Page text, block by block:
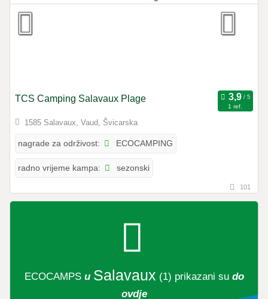
TCS Camping Salavaux Plage
1 ref.
1585 Salavaux, Vaud, Švicarska
nagrade za održivost: ECOCAMPING
radno vrijeme kampa: sezonski
101
ECOCAMPS u Salavaux (1) prikazani su do
ovdje